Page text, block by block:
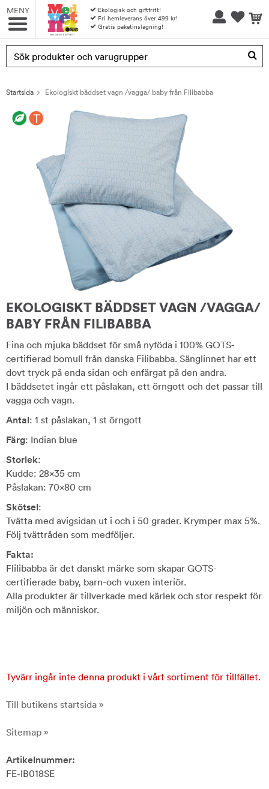
MENY
Ekologisk och giftfritt!
Fri hemleverans över 499 kr!
Gratis paketinslagning!
Produkten har blivit tillagd i varukorgen
Startsida Ekologiskt bäddset vagn /vagga/ baby från Filibabba
EKOLOGISKT BÄDDSET VAGN /VAGGA/
BABY FRÅN FILIBABBA
Fina och mjuka bäddset för små nyföda i 100% GOTS-
certifierad bomull från danska Filibabba. Sänglinnet har ett
dovt tryck på enda sidan och enfärgat på den andra.
I bäddsetet ingår ett påslakan, ett örngott och det passar till
vagga och vagn.
Antal: 1 st påslakan, 1 st örngott
Färg: Indian blue
Storlek:
Kudde: 28x35 cm
Påslakan: 70x80 cm
Skötsel:
Tvätta med avigsidan ut i och i 50 grader. Krymper max 5%.
Följ tvättråden som medföljer.
Fakta:
Flilibabba är det danskt märke som skapar GOTS-
certifierade baby, barn-och vuxen interiör.
Alla produkter är tillverkade med kärlek och stor respekt för
miljön och människor.
Tyvärr ingår inte denna produkt i vårt sortiment för tillfället.
Till butikens startsida »
Sitemap »
Artikelnummer:
FE-IB018SE